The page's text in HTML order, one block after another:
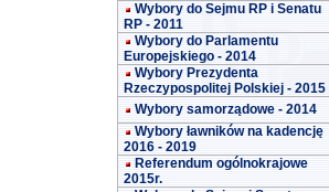
Wybory do Sejmu RP i Senatu
RP - 2011
Wybory do Parlamentu
Europejskiego - 2014
Wybory Prezydenta
Rzeczypospolitej Polskiej - 2015
Wybory samorządowe - 2014
Wybory ławników na kadencję
2016 - 2019
Referendum ogólnokrajowe
2015r.